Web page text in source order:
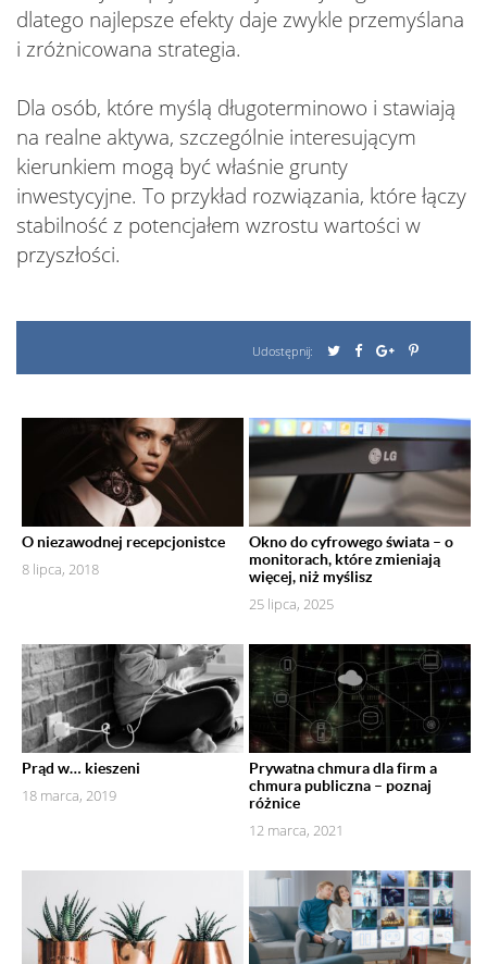
dlatego najlepsze efekty daje zwykle przemyślana
i zróżnicowana strategia.
Dla osób, które myślą długoterminowo i stawiają
na realne aktywa, szczególnie interesującym
kierunkiem mogą być właśnie grunty
inwestycyjne. To przykład rozwiązania, które łączy
stabilność z potencjałem wzrostu wartości w
przyszłości.
Udostępnij:
O niezawodnej recepcjonistce
8 lipca, 2018
Okno do cyfrowego świata – o
monitorach, które zmieniają
więcej, niż myślisz
25 lipca, 2025
Prąd w… kieszeni
18 marca, 2019
Prywatna chmura dla firm a
chmura publiczna – poznaj
różnice
12 marca, 2021